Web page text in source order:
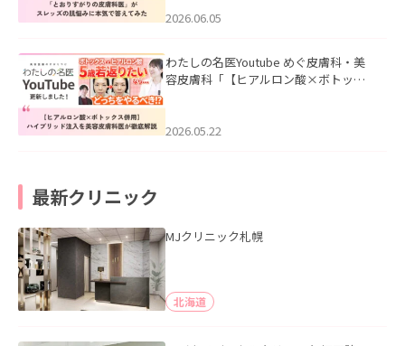
2026.06.05
わたしの名医Youtube めぐ皮膚科・美
容皮膚科「【ヒアルロン酸×ボトック
た。
2026.05.22
最新クリニック
MJクリニック札幌
北海道